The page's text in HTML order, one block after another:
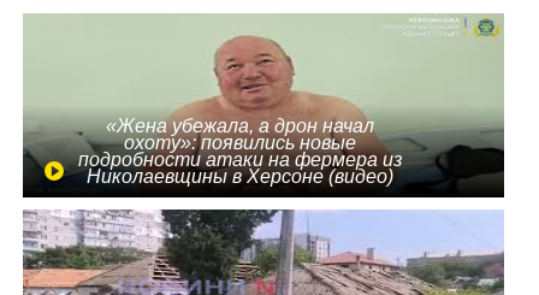
«Жена убежала, а дрон начал
охоту»: появились новые
подробности атаки на фермера из
Николаевщины в Херсоне (видео)